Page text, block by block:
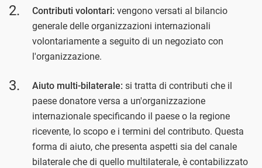
Contributi volontari: vengono versati al bilancio
generale delle organizzazioni internazionali
volontariamente a seguito di un negoziato con
l'organizzazione.
Aiuto multi-bilaterale: si tratta di contributi che il
paese donatore versa a un'organizzazione
internazionale specificando il paese o la regione
ricevente, lo scopo e i termini del contributo. Questa
forma di aiuto, che presenta aspetti sia del canale
bilaterale che di quello multilaterale, è contabilizzato